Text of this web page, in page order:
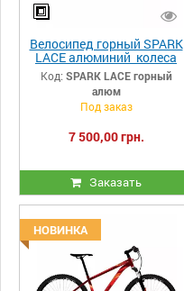
Велосипед горный SPARK
LACE алюминий колеса
24 "
Код: SPARK LACE горный
алюм
Под заказ
7 500,00 грн.
Заказать
НОВИНКА